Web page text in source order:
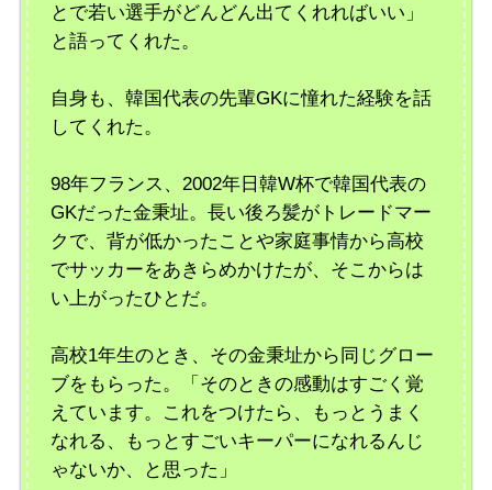
とで若い選手がどんどん出てくれればいい」
と語ってくれた。
自身も、韓国代表の先輩GKに憧れた経験を話
してくれた。
98年フランス、2002年日韓W杯で韓国代表の
GKだった金秉址。長い後ろ髪がトレードマー
クで、背が低かったことや家庭事情から高校
でサッカーをあきらめかけたが、そこからは
い上がったひとだ。
高校1年生のとき、その金秉址から同じグロー
ブをもらった。「そのときの感動はすごく覚
えています。これをつけたら、もっとうまく
なれる、もっとすごいキーパーになれるんじ
ゃないか、と思った」